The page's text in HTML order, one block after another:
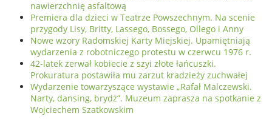
nawierzchnię asfaltową
Premiera dla dzieci w Teatrze Powszechnym. Na scenie
przygody Lisy, Britty, Lassego, Bossego, Ollego i Anny
Nowe wzory Radomskiej Karty Miejskiej. Upamiętniają
wydarzenia z robotniczego protestu w czerwcu 1976 r.
42-latek zerwał kobiecie z szyi złote łańcuszki.
Prokuratura postawiła mu zarzut kradzieży zuchwałej
Wydarzenie towarzyszące wystawie „Rafał Malczewski.
Narty, dansing, brydż”. Muzeum zaprasza na spotkanie z
Wojciechem Szatkowskim